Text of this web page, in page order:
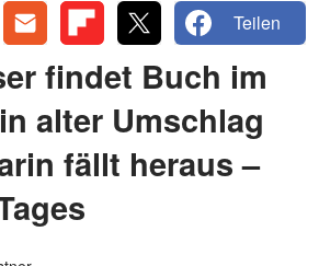
Teilen
findet Buch im
alter Umschlag
fällt heraus –